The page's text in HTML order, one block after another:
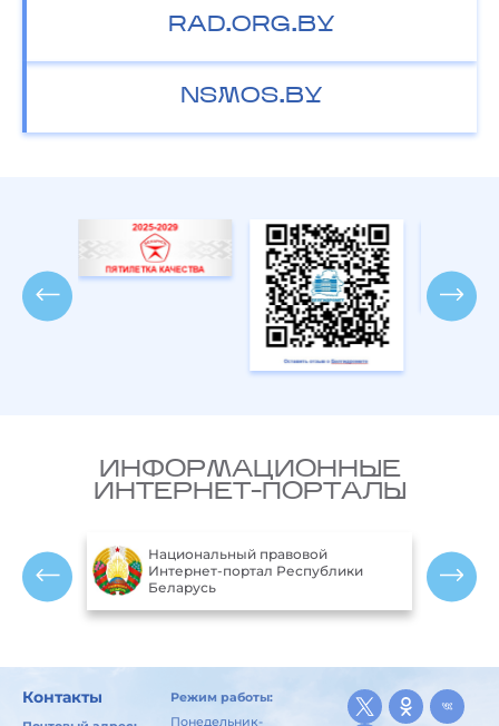
RAD.ORG.BY
NSMOS.BY
ИНФОРМАЦИОННЫЕ
ИНТЕРНЕТ-ПОРТАЛЫ
Министерство природных
ресурсов и охраны окружающей
среды Республики Беларусь
Контакты
Режим работы:
Понедельник-